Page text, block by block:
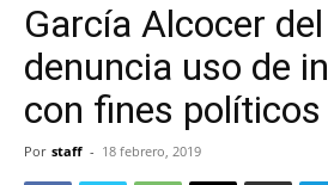
García Alcocer
denuncia uso de
con fines políticos
Por staff - 18 febrero, 2019